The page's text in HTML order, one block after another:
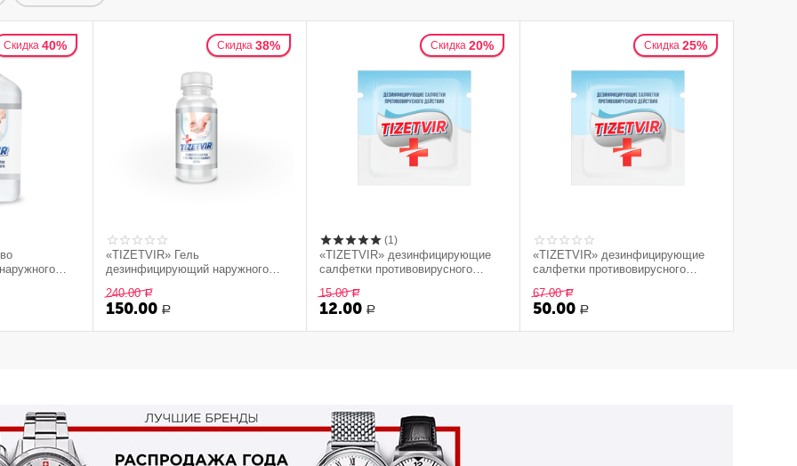
Скидка 40%
мл.
Скидка 38%
«TIZETVIR» Гель
дезинфицирующий наружного
действия объемом 95 мл.
240.00 Р
150.00 Р
Скидка 20%
(1)
«TIZETVIR» дезинфицирующие
салфетки противовирусного
15.00 Р
12.00 Р
Скидка 25%
«TIZETVIR» дезинфицирующие
салфетки противовирусного
67.00 Р
50.00 Р